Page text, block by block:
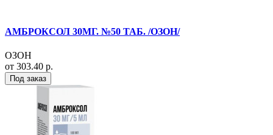
АМБРОКСОЛ 30МГ. №50 ТАБ. /ОЗОН/
ОЗОН
от 303.40 р.
Под заказ